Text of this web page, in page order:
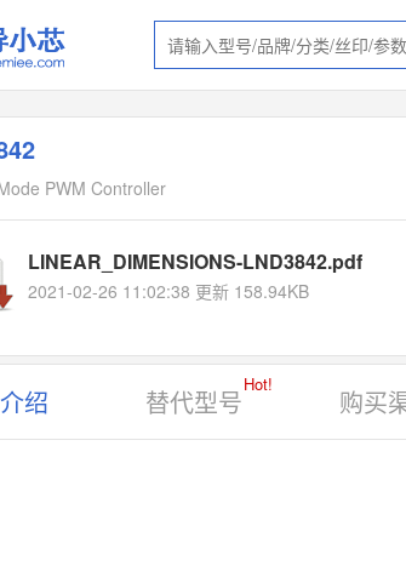
PWM Controller
LINEAR_DIMENSIONS-LND3842.pdf
2021-02-26 11:02:38 更新 158.94KB
绍 替代型号
Hot!
购买